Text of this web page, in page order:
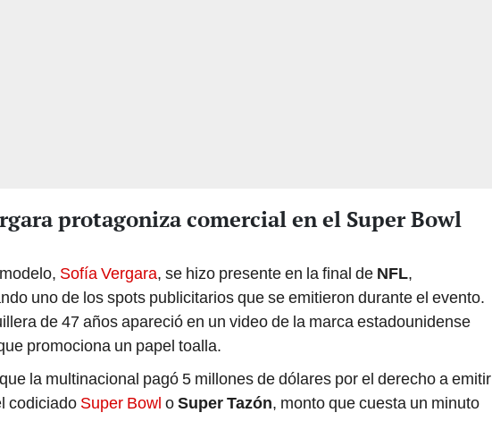
protagoniza comercial en el Super Bowl
Sofía Vergara, se hizo presente en la final de NFL,
uno de los spots publicitarios que se emitieron durante el evento.
de 47 años apareció en un video de la marca estadounidense
promociona un papel toalla.
la multinacional pagó 5 millones de dólares por el derecho a emitir
codiciado Super Bowl oSuper Tazón, monto que cuesta un minuto